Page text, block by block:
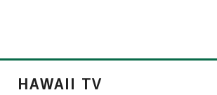
HAWAII TV